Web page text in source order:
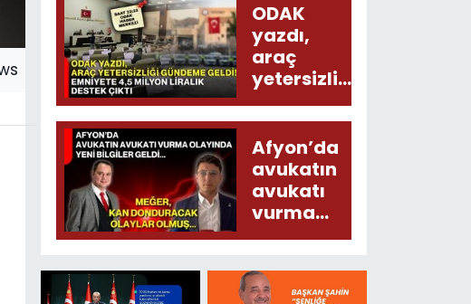
ODAK
yazdı,
araç
yetersizliği
gündeme
geldi!
Emniyete
4,5 milyon
liralık
destek
Afyon’da
avukatın
avukatı
vurma
olayında
geldi...